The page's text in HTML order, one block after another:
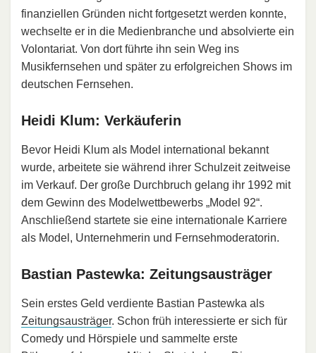
finanziellen Gründen nicht fortgesetzt werden konnte,
wechselte er in die Medienbranche und absolvierte ein
Volontariat. Von dort führte ihn sein Weg ins
Musikfernsehen und später zu erfolgreichen Shows im
deutschen Fernsehen.
Heidi Klum: Verkäuferin
Bevor Heidi Klum als Model international bekannt
wurde, arbeitete sie während ihrer Schulzeit zeitweise
im Verkauf. Der große Durchbruch gelang ihr 1992 mit
dem Gewinn des Modelwettbewerbs „Model 92“.
Anschließend startete sie eine internationale Karriere
als Model, Unternehmerin und Fernsehmoderatorin.
Bastian Pastewka: Zeitungsausträger
Sein erstes Geld verdiente Bastian Pastewka als
Zeitungsausträger. Schon früh interessierte er sich für
Comedy und Hörspiele und sammelte erste